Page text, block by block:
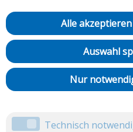
Alle
Auswahl
Nur
Technisch